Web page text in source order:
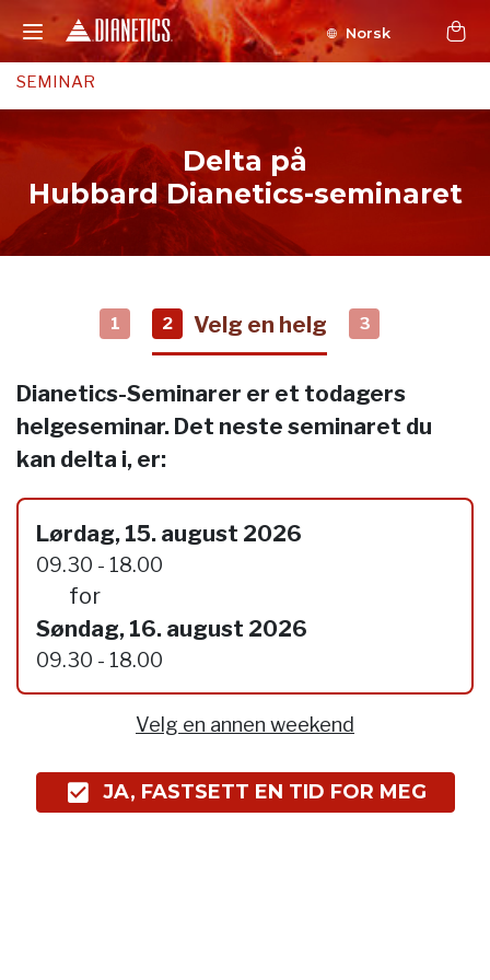
Norsk
SEMINAR
Delta på
Hubbard Dianetics-seminaret
1 2 Velg en helg 3
Dianetics-Seminarer er et todagers
helgeseminar. Det neste seminaret du
kan delta i, er:
Lørdag, 15. august 2026
09.30 - 18.00
for
Søndag, 16. august 2026
09.30 - 18.00
Velg en annen weekend
JA, FASTSETT EN TID FOR MEG